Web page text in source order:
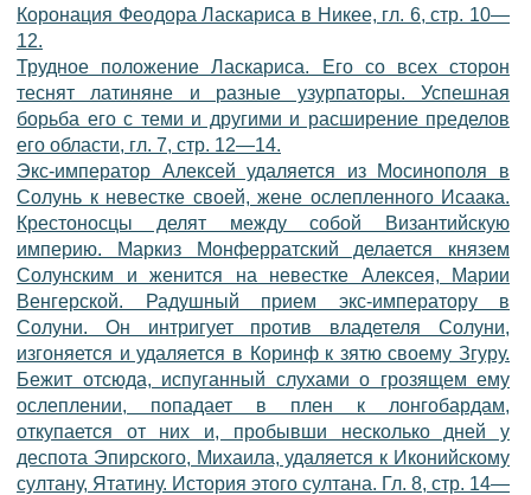
Коронация Феодора Ласкариса в Никее, гл. 6, стр. 10—
12.
Трудное положение Ласкариса. Его со всех сторон
теснят латиняне и разные узурпаторы. Успешная
борьба его с теми и другими и расширение пределов
его области, гл. 7, стр. 12—14.
Экс-император Алексей удаляется из Мосинополя в
Солунь к невестке своей, жене ослепленного Исаака.
Крестоносцы делят между собой Византийскую
империю. Маркиз Монферратский делается князем
Солунским и женится на невестке Алексея, Марии
Венгерской. Радушный прием экс-императору в
Солуни. Он интригует против владетеля Солуни,
изгоняется и удаляется в Коринф к зятю своему Згуру.
Бежит отсюда, испуганный слухами о грозящем ему
ослеплении, попадает в плен к лонгобардам,
откупается от них и, пробывши несколько дней у
деспота Эпирского, Михаила, удаляется к Иконийскому
султану, Ятатину. История этого султана. Гл. 8, стр. 14—